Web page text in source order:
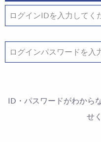
ID・パスワードがわから
せ